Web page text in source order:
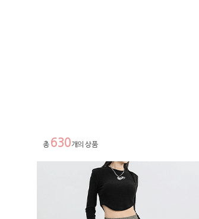
총 630개의 상품